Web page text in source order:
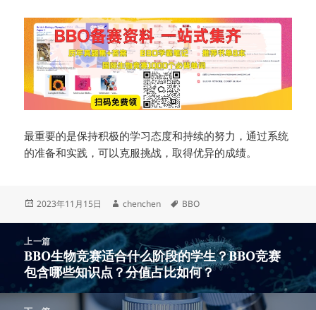
最重要的是保持积极的学习态度和持续的努力，通过系统
的准备和实践，可以克服挑战，取得优异的成绩。
发
于
2023年11月15日
作
chenchen
标
BBO
上一篇
上
篇
文
章：
BBO生物竞赛适合什么阶段的学生？BBO竞赛
包含哪些知识点？分值占比如何？